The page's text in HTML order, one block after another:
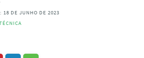
18 DE JUNHO DE 2023